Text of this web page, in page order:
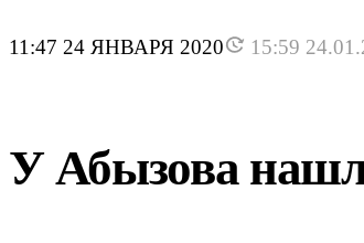
11:47 24 ЯНВАРЯ 2020 15:59
У Абызова